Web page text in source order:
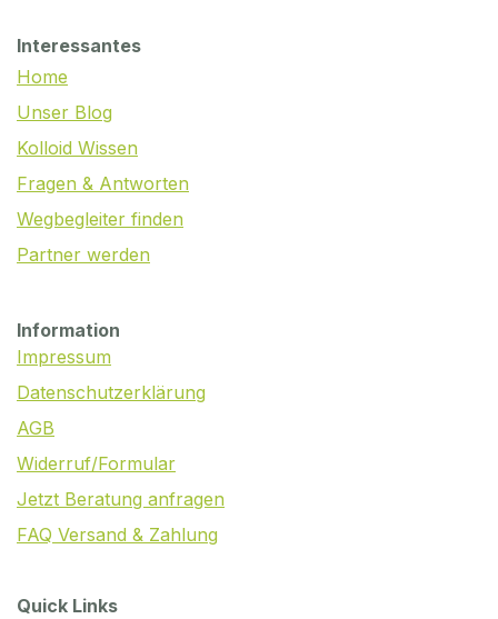
Interessantes
Home
Unser Blog
Kolloid Wissen
Fragen & Antworten
Wegbegleiter finden
Partner werden
Information
Impressum
Datenschutzerklärung
AGB
Widerruf/Formular
Jetzt Beratung anfragen
FAQ Versand & Zahlung
Quick Links